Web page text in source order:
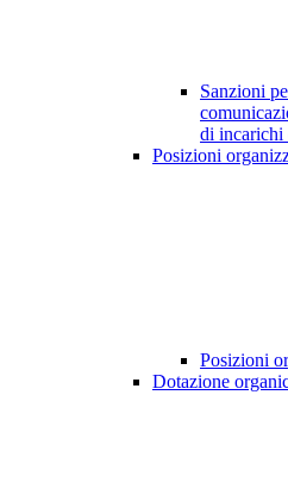
Sanzioni
di incarichi
Posizioni
Posizioni
Dotazione